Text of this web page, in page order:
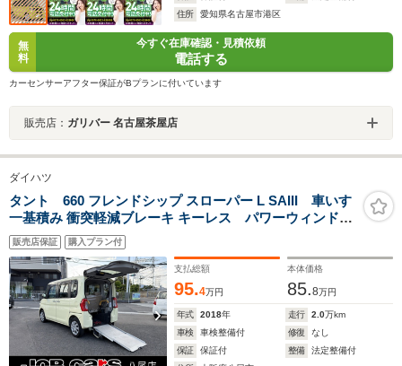
住所
愛知県名古屋市港区
無
料
今すぐ在庫確認・見積依頼
電話する
カーセンサーアフター保証がBプランに付いています
販売店： ガリバー 名古屋茶屋店
ダイハツ
タント 660 フレンドシップ スローパー L SAIII 車いす
一基積み 衝突軽減ブレーキ キーレス パワーウィンド
ウ プライバシーガラス 障害物センサー ドアバイザ
ー ドライブレコーダー オートハイビーム レーンア
シスト 横滑り防止装置 記録簿付き
販売店保証 購入プラン付
支払総額
95.4万円
本体価格
85.8万円
年式 2018年 走行 2.0万km
車検
車検整備付 修復
なし
保証
保証付 整備
法定整備付